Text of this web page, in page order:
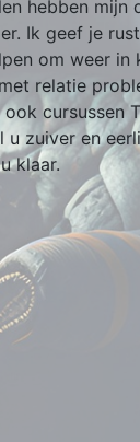
hebben mijn
Ik geef je
om weer in
relatie
cursussen
u zuiver en
klaar.